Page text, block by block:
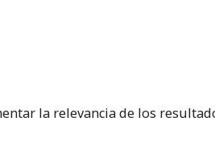
la relevancia de los